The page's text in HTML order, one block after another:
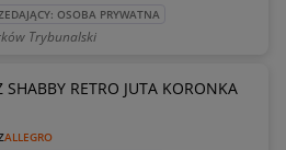
OSOBA PRYWATNA
Trybunalski
SHABBY RETRO JUTA KORONKA
ALLEGRO